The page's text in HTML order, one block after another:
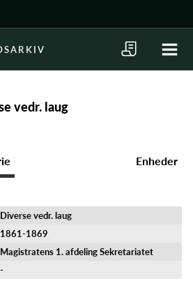
vedr. laug
Enheder
Diverse vedr. laug
1861-​1869
Magistratens 1. afdeling Sekretariatet
-